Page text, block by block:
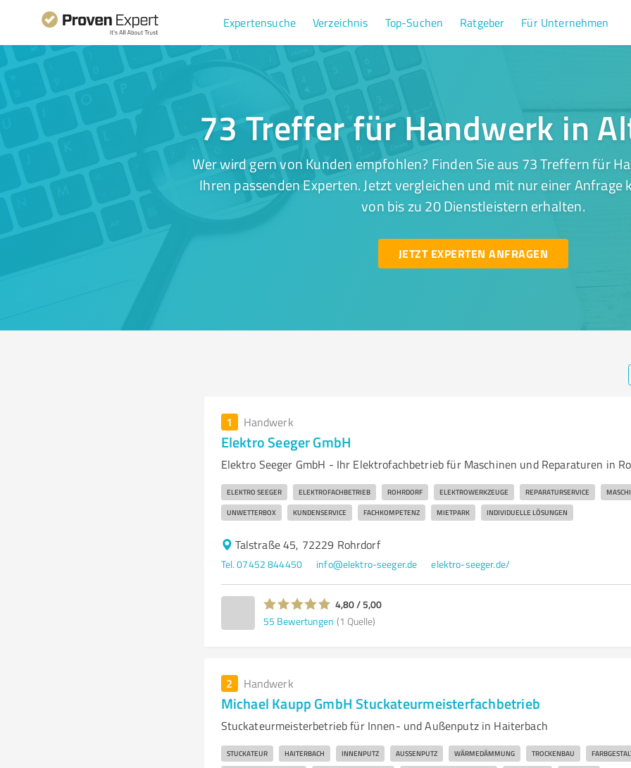
Expertensuche Verzeichnis Top-Suchen Ratgeber Für Unternehmen
73 Treffer für Handwerk in
Wer wird gern von Kunden empfohlen? Finden Sie aus 73 Treffern für
Ihren passenden Experten. Jetzt vergleichen und mit nur einer Anfrage
von bis zu 20 Dienstleistern erhalten.
JETZT EXPERTEN ANFRAGEN
1 Handwerk
Elektro Seeger GmbH
Elektro Seeger GmbH - Ihr Elektrofachbetrieb für Maschinen und Reparaturen in Ro
ELEKTRO SEEGER ELEKTROFACHBETRIEB ROHRDORF ELEKTROWERKZEUGE REPARATURSERVICE
UNWETTERBOX KUNDENSERVICE FACHKOMPETENZ MIETPARK INDIVIDUELLE LÖSUNGEN
Talstraße 45, 72229 Rohrdorf
Tel. 07452 844450 info@elektro-seeger.de elektro-seeger.de/
4,80 / 5,00
55 Bewertungen (1 Quelle)
2 Handwerk
Michael Kaupp GmbH Stuckateurmeisterfachbetrieb
Stuckateurmeisterbetrieb für Innen- und Außenputz in Haiterbach
STUCKATEUR HAITERBACH INNENPUTZ AUSSENPUTZ WÄRMEDÄMMUNG TROCKENBAU